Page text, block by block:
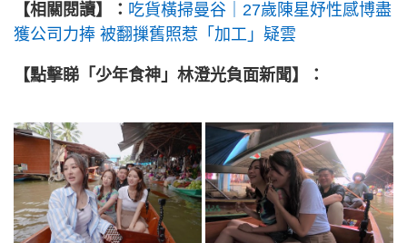
【相關閱讀】： 吃貨橫掃曼谷｜27歲陳星妤性感博盡
獲公司力捧 被翻摷舊照惹「加工」疑雲
【點擊睇「少年食神」林澄光負面新聞】：